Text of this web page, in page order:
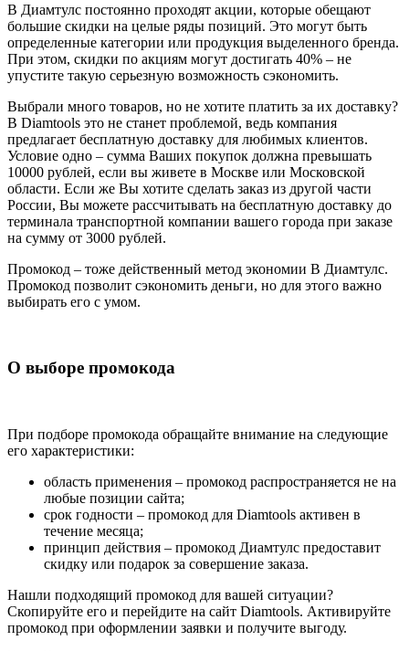
В Диамтулс постоянно проходят акции, которые обещают
большие скидки на целые ряды позиций. Это могут быть
определенные категории или продукция выделенного бренда.
При этом, скидки по акциям могут достигать 40% – не
упустите такую серьезную возможность сэкономить.
Выбрали много товаров, но не хотите платить за их доставку?
В Diamtools это не станет проблемой, ведь компания
предлагает бесплатную доставку для любимых клиентов.
Условие одно – сумма Ваших покупок должна превышать
10000 рублей, если вы живете в Москве или Московской
области. Если же Вы хотите сделать заказ из другой части
России, Вы можете рассчитывать на бесплатную доставку до
терминала транспортной компании вашего города при заказе
на сумму от 3000 рублей.
Промокод – тоже действенный метод экономии В Диамтулс.
Промокод позволит сэкономить деньги, но для этого важно
выбирать его с умом.
О выборе промокода
При подборе промокода обращайте внимание на следующие
его характеристики:
область применения – промокод распространяется не на
любые позиции сайта;
срок годности – промокод для Diamtools активен в
течение месяца;
принцип действия – промокод Диамтулс предоставит
скидку или подарок за совершение заказа.
Нашли подходящий промокод для вашей ситуации?
Скопируйте его и перейдите на сайт Diamtools. Активируйте
промокод при оформлении заявки и получите выгоду.